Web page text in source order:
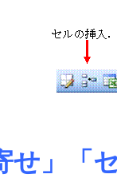
せ」「